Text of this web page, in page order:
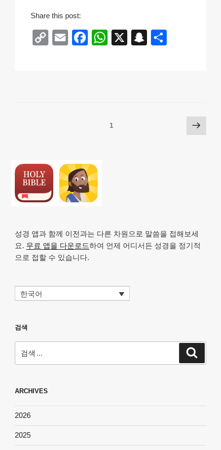
Share this post:
C
E
F
W
p
X
S
1
다
음
성경 앱과 함께 이전과는 다른 차원으로 말씀을 접해보세
요. 무료 앱을 다운로드하여 언제 어디서든 성경을 정기적
으로 접할 수 있습니다.
한국어
검색
색:
ARCHIVES
2026
2025